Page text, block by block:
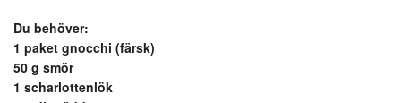
Du behöver:
1 paket gnocchi (färsk)
50 g smör
1 scharlottenlök